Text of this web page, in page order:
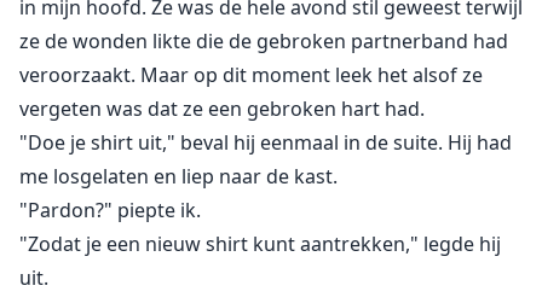
in mijn hoofd. Ze was de hele avond stil geweest terwijl
ze de wonden likte die de gebroken partnerband had
veroorzaakt. Maar op dit moment leek het alsof ze
vergeten was dat ze een gebroken hart had.
"Doe je shirt uit," beval hij eenmaal in de suite. Hij had
me losgelaten en liep naar de kast.
"Pardon?" piepte ik.
"Zodat je een nieuw shirt kunt aantrekken," legde hij
uit.